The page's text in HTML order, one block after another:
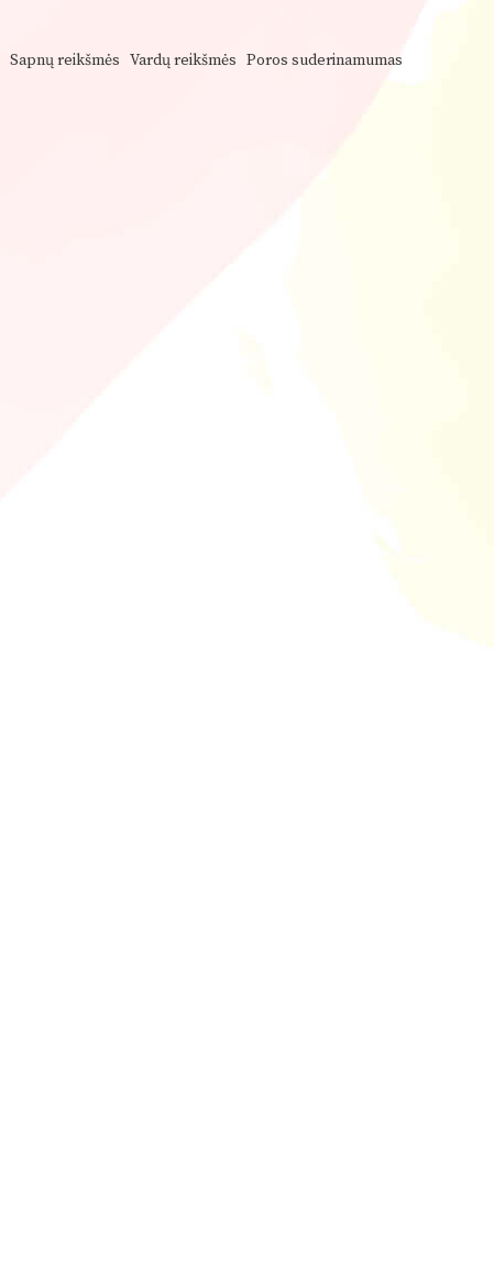
Sapnų reikšmės Vardų reikšmės Poros suderinamumas